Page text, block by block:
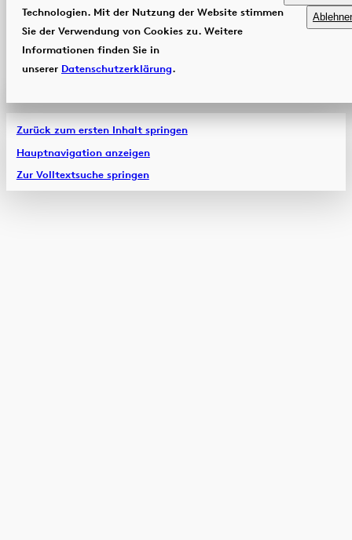
Technologien. Mit der Nutzung der Website stimmen
Sie der Verwendung von Cookies zu. Weitere
Informationen finden Sie in
unserer Datenschutzerklärung.
Zurück zum ersten Inhalt springen
Hauptnavigation anzeigen
Zur Volltextsuche springen